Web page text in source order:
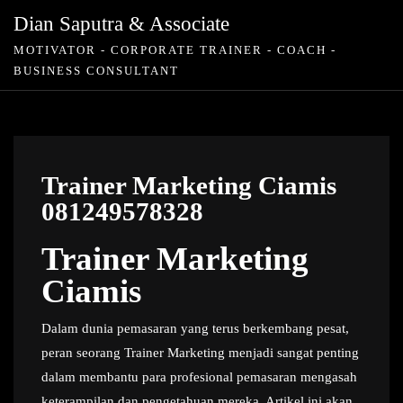
Dian Saputra & Associate
MOTIVATOR - CORPORATE TRAINER - COACH -
BUSINESS CONSULTANT
Trainer Marketing Ciamis
081249578328
Trainer Marketing
Ciamis
Dalam dunia pemasaran yang terus berkembang pesat,
peran seorang Trainer Marketing menjadi sangat penting
dalam membantu para profesional pemasaran mengasah